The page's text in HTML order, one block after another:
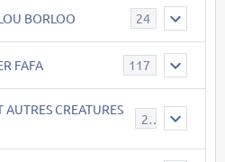
BORLOO 24
FAFA 117
AUTRES CREATURES
26